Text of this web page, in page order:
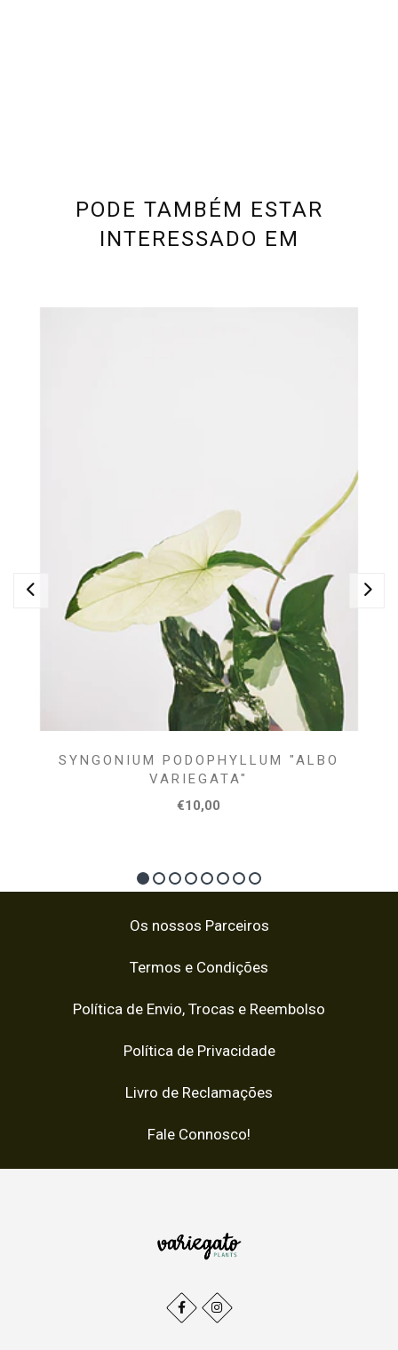
PODE TAMBÉM ESTAR
INTERESSADO EM
SYNGONIUM PODOPHYLLUM "ALBO
VARIEGATA"
€10,00
Os nossos Parceiros
Termos e Condições
Política de Envio, Trocas e Reembolso
Política de Privacidade
Livro de Reclamações
Fale Connosco!